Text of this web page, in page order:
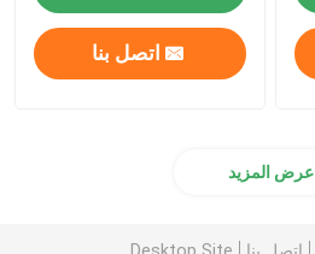
اتصل بنا
عرض المزيد